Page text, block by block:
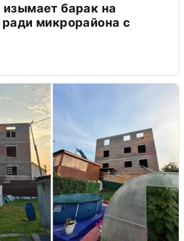
барак на
микрорайона с